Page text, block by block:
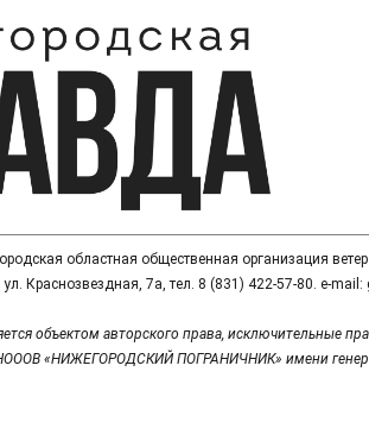
областная общественная организация
Краснозвездная, 7а, тел. 8 (831) 422-57-80. e-
объектом авторского права, исключительные
НОООВ «НИЖЕГОРОДСКИЙ ПОГРАНИЧНИК» имени